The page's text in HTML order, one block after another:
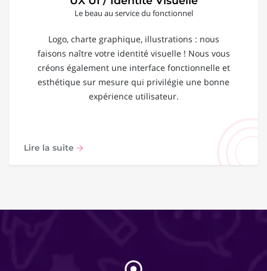
Le beau au service du fonctionnel
Logo, charte graphique, illustrations : nous
faisons naître votre identité visuelle ! Nous vous
créons également une interface fonctionnelle et
esthétique sur mesure qui privilégie une bonne
expérience utilisateur.
Lire la suite